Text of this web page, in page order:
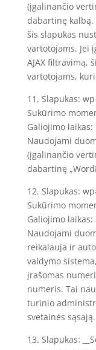
(įgalinančio
dabartinę kalbą.
šis slapukas
vartotojams. Jei
AJAX filtravimą,
vartotojams,
11. Slapukas:
Sukūrimo
Galiojimo laikas:
Naudojami
(įgalinančio
dabartinę
12. Slapukas:
Sukūrimo
Galiojimo
Naudojami
reikalauja ir
valdymo
įrašomas
numeris. Tai
turinio
svetainės sąsają.
13. Slapukas: